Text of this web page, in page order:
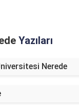
Yazıları
Nerede